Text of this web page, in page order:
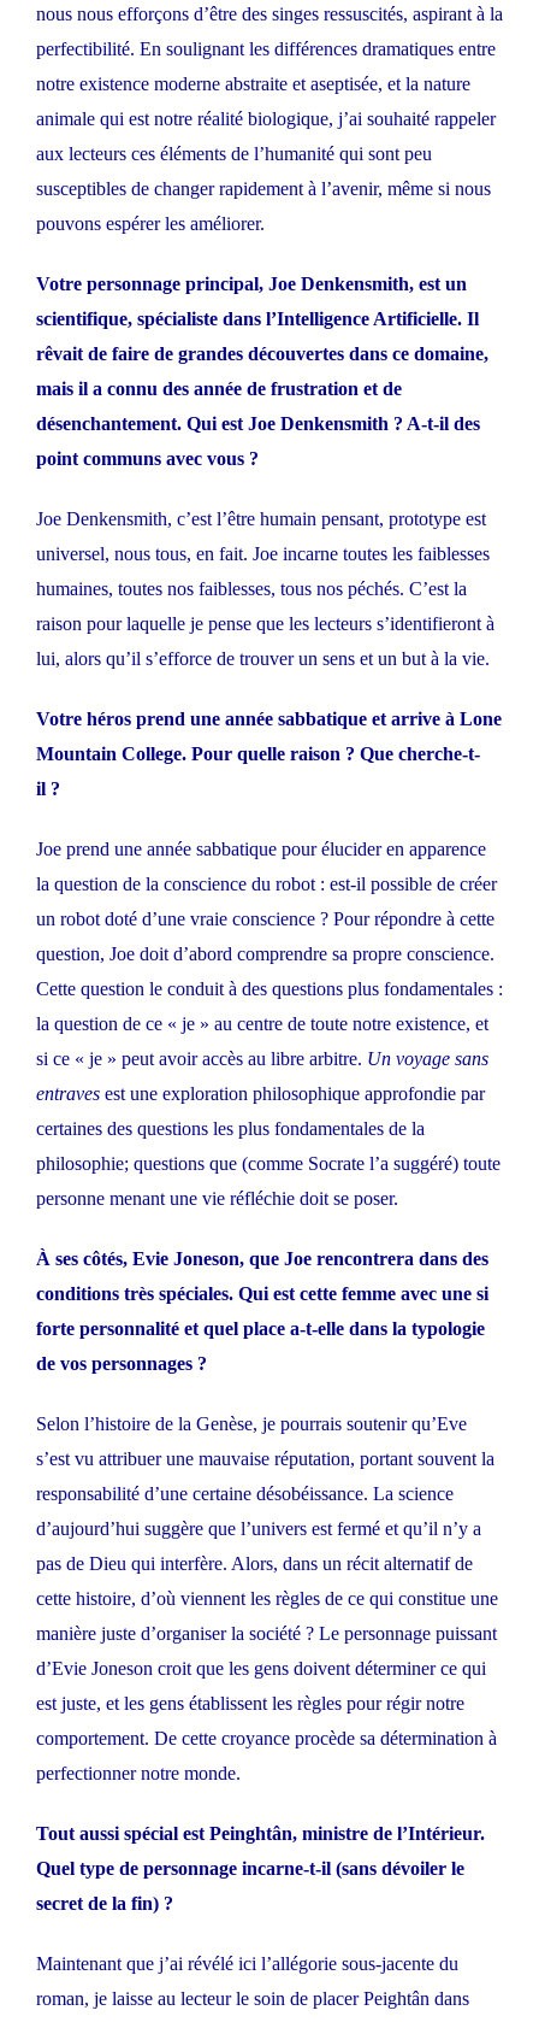
nous nous efforçons d’être des singes ressuscités, aspirant à la
perfectibilité. En soulignant les différences dramatiques entre
notre existence moderne abstraite et aseptisée, et la nature
animale qui est notre réalité biologique, j’ai souhaité rappeler
aux lecteurs ces éléments de l’humanité qui sont peu
susceptibles de changer rapidement à l’avenir, même si nous
pouvons espérer les améliorer.
Votre personnage principal, Joe Denkensmith, est un
scientifique, spécialiste dans l’Intelligence Artificielle. Il
rêvait de faire de grandes découvertes dans ce domaine,
mais il a connu des année de frustration et de
désenchantement. Qui est Joe Denkensmith ? A-t-il des
point communs avec vous ?
Joe Denkensmith, c’est l’être humain pensant, prototype est
universel, nous tous, en fait. Joe incarne toutes les faiblesses
humaines, toutes nos faiblesses, tous nos péchés. C’est la
raison pour laquelle je pense que les lecteurs s’identifieront à
lui, alors qu’il s’efforce de trouver un sens et un but à la vie.
Votre héros prend une année sabbatique et arrive à Lone
Mountain College. Pour quelle raison ? Que cherche-t-
il ?
Joe prend une année sabbatique pour élucider en apparence
la question de la conscience du robot : est-il possible de créer
un robot doté d’une vraie conscience ? Pour répondre à cette
question, Joe doit d’abord comprendre sa propre conscience.
Cette question le conduit à des questions plus fondamentales :
la question de ce « je » au centre de toute notre existence, et
si ce « je » peut avoir accès au libre arbitre. Un voyage sans
entraves est une exploration philosophique approfondie par
certaines des questions les plus fondamentales de la
philosophie; questions que (comme Socrate l’a suggéré) toute
personne menant une vie réfléchie doit se poser.
À ses côtés, Evie Joneson, que Joe rencontrera dans des
conditions très spéciales. Qui est cette femme avec une si
forte personnalité et quel place a-t-elle dans la typologie
de vos personnages ?
Selon l’histoire de la Genèse, je pourrais soutenir qu’Eve
s’est vu attribuer une mauvaise réputation, portant souvent la
responsabilité d’une certaine désobéissance. La science
d’aujourd’hui suggère que l’univers est fermé et qu’il n’y a
pas de Dieu qui interfère. Alors, dans un récit alternatif de
cette histoire, d’où viennent les règles de ce qui constitue une
manière juste d’organiser la société ? Le personnage puissant
d’Evie Joneson croit que les gens doivent déterminer ce qui
est juste, et les gens établissent les règles pour régir notre
comportement. De cette croyance procède sa détermination à
perfectionner notre monde.
Tout aussi spécial est Peinghtân, ministre de l’Intérieur.
Quel type de personnage incarne-t-il (sans dévoiler le
secret de la fin) ?
Maintenant que j’ai révélé ici l’allégorie sous-jacente du
roman, je laisse au lecteur le soin de placer Peightân dans